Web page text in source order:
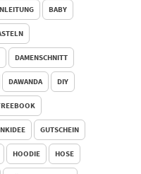
BABY
DAMENSCHNITT
DAWANDA DIY
GUTSCHEIN
HOODIE HOSE